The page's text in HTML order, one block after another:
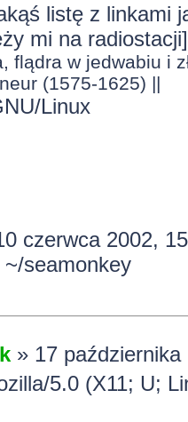
listę z linkami
mi na radiostacji]
flądra w jedwabiu i
(1575-1625) ||
Linux
czerwca 2002,
~/seamonkey
» 17 października
5.0 (X11; U;